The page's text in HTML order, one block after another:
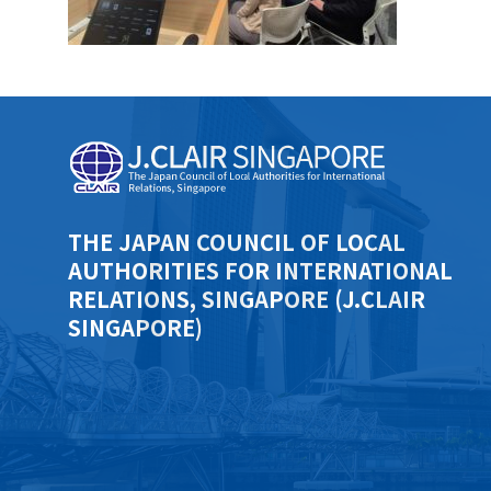
THE JAPAN COUNCIL OF LOCAL
AUTHORITIES FOR INTERNATIONAL
RELATIONS, SINGAPORE (J.CLAIR
SINGAPORE)